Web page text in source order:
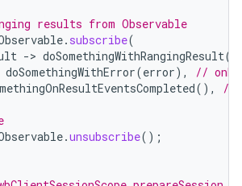
results from Observable
. subscribe(
-> doSomethingWithRangingResult(
doSomethingWithError(error),
//
(),
//
.unsubscribe();